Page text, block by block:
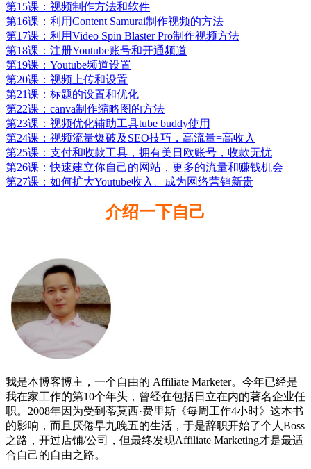
第15课：视频制作方法和软件
第16课：利用Content Samurai制作视频的方法
第17课：利用Video Spin Blaster Pro制作视频方法
第18课：注册Youtube账号和开通频道
第19课：Youtube频道设置
第20课：视频上传和设置
第21课：标题的设置和优化
第22课：canva制作缩略图的方法
第23课：视频优化辅助工具tube buddy使用
第24课：视频流量爆破及SEO技巧，高流量=高收入
第25课：支付和收款工具，拥有美日欧账号，收款无忧
第26课：快速建立你自己的网站，更多的流量和赚钱机会
第27课：如何扩大Youtube收入、成为网络营销新贵
介绍一下自己
我是本博客博主，一个自由的 Affiliate Marketer。今年已经是
我在家工作的第10个年头，曾经在包括日立在内的著名企业任
职。2008年因为受到蒂莫西·费里斯《每周工作4小时》这本书
的影响，而且厌倦早九晚五的生活，于是辞职开始了个人Boss
之路，开过店铺/公司，但最终发现Affiliate Marketing才是最适
合自己的自由之路。